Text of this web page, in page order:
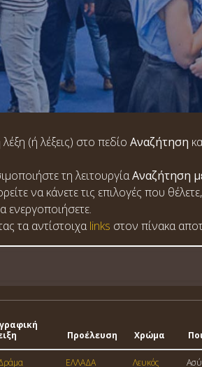
(ή λέξεις) στο πεδίο Αναζήτηση
τη λειτουργίαΑναζήτηση
να κάνετε τις επιλογές που
ενεργοποιήσετε.
τα αντίστοιχαlinks στον πίνακα
Προέλευση Χρώμα
ΕΛΛΑΔΑ
Λευκός